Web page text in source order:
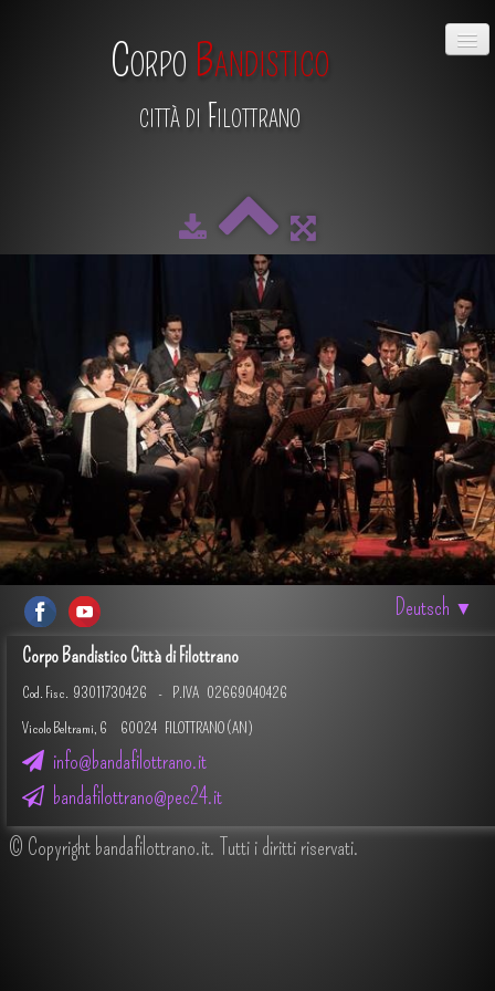
Corpo Bandistico
città di Filottrano
CHI SIAMO
DIRETTIVO
MAESTRO
SCUOLA DI MUSICA
ALBUM
CALENDARIO
CONTATTI
Deutsch ▼
Corpo Bandistico Città di Filottrano
Cod. Fisc. 93011730426 - P.IVA 02669040426
Vicolo Beltrami, 6 60024 FILOTTRANO (AN)
info@bandafilottrano.it
bandafilottrano@pec24.it
© Copyright bandafilottrano.it. Tutti i diritti riservati.